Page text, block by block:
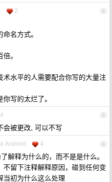
4
2
名方式。
。
水平的人需要配合你写的大量注
写的太烂了。
5
会被更改, 可以不写
6
Android 4
解释为什么的，而不是是什么。
留下注释解释原因，碰到任何变
当初为什么这么处理